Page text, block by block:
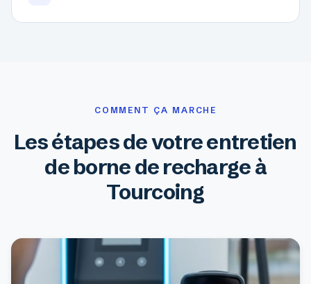
COMMENT ÇA MARCHE
Les étapes de votre entretien
de borne de recharge à
Tourcoing